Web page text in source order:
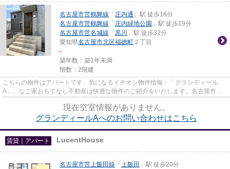
名古屋市営鶴舞線 「 庄内通 」駅 徒歩16分
名古屋市営鶴舞線 「 庄内緑地公園 」駅 徒歩19分
名古屋市営名城線 「 黒川
」駅 徒歩32分
愛知県名古屋市北区福徳町 ２丁目
-
築年数：築1年未満
階数：2階建
こちらの物件はアパートです。気になるイチオシ物件情報：「グランディール
A」。なご家おもてなし不動産は快適な物件のご紹介をいたします。名古屋市北
現在空室情報がありません。
グランディールAへのお問い合わせはこちら
賃貸｜アパート LucentHouse
名古屋市営上飯田線 「 上飯田 」駅 徒歩20分